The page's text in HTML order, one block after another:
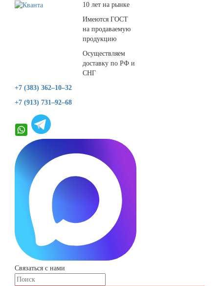
10 лет на рынке
Имеются ГОСТ
на продаваемую
продукцию
Осуществляем
доставку по РФ и
СНГ
+7 (383) 362–10–32
+7 (913) 731–92–68
Связаться с нами